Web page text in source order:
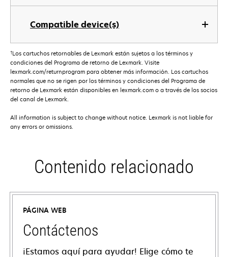
Compatible device(s)
†Los cartuchos retornables de Lexmark están sujetos a los términos y
condiciones del Programa de retorno de Lexmark. Visite
lexmark.com/returnprogram para obtener más información. Los cartuchos
normales que no se rigen por los términos y condiciones del Programa de
retorno de Lexmark están disponibles en lexmark.com o a través de los socios
del canal de Lexmark.
All information is subject to change without notice. Lexmark is not liable for
any errors or omissions.
Contenido relacionado
PÁGINA WEB
Contáctenos
¡Estamos aquí para ayudar! Elige cómo te